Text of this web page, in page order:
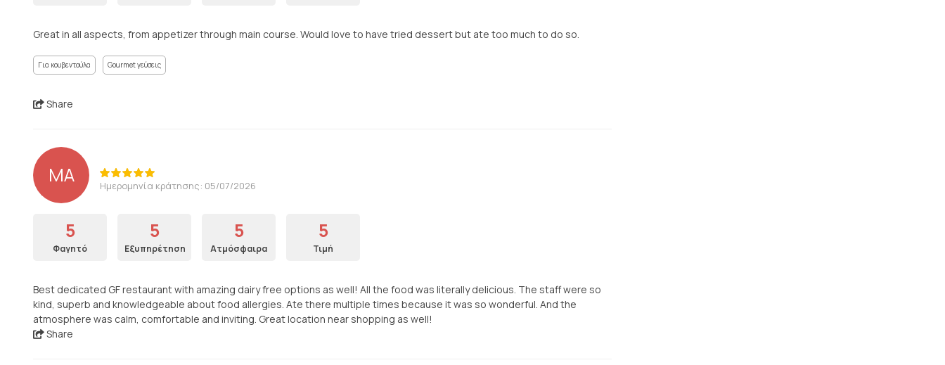
Great in all aspects, from appetizer through main course. Would love to have tried dessert but ate too much to do so.
Για κουβεντούλα Gourmet γεύσεις
Share
MA Ημερομηνία κράτησης: 05/07/2026
5
Φαγητό
5
Εξυπηρέτηση
5
Ατμόσφαιρα
5
Τιμή
Best dedicated GF restaurant with amazing dairy free options as well! All the food was literally delicious. The staff were so
kind, superb and knowledgeable about food allergies. Ate there multiple times because it was so wonderful. And the
atmosphere was calm, comfortable and inviting. Great location near shopping as well!
Share